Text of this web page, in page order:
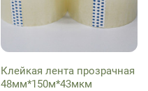
Клейкая лента прозрачная
48мм*150м*43мкм